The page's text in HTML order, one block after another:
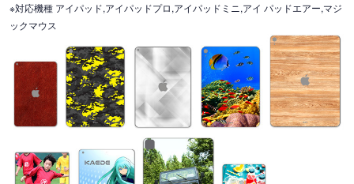
※対応機種 アイパッド,アイパッドプロ,アイパッドミニ,アイ パッドエアー,マジ
ックマウス